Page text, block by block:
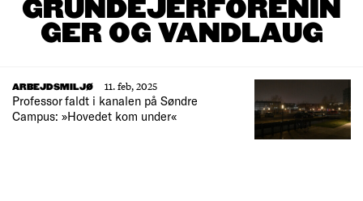
GRUNDEJERFORENIN
GER OG VANDLAUG
ARBEJDSMILJØ
11. feb, 2025
Professor faldt i kanalen på Søndre
Campus: »Hovedet kom under«